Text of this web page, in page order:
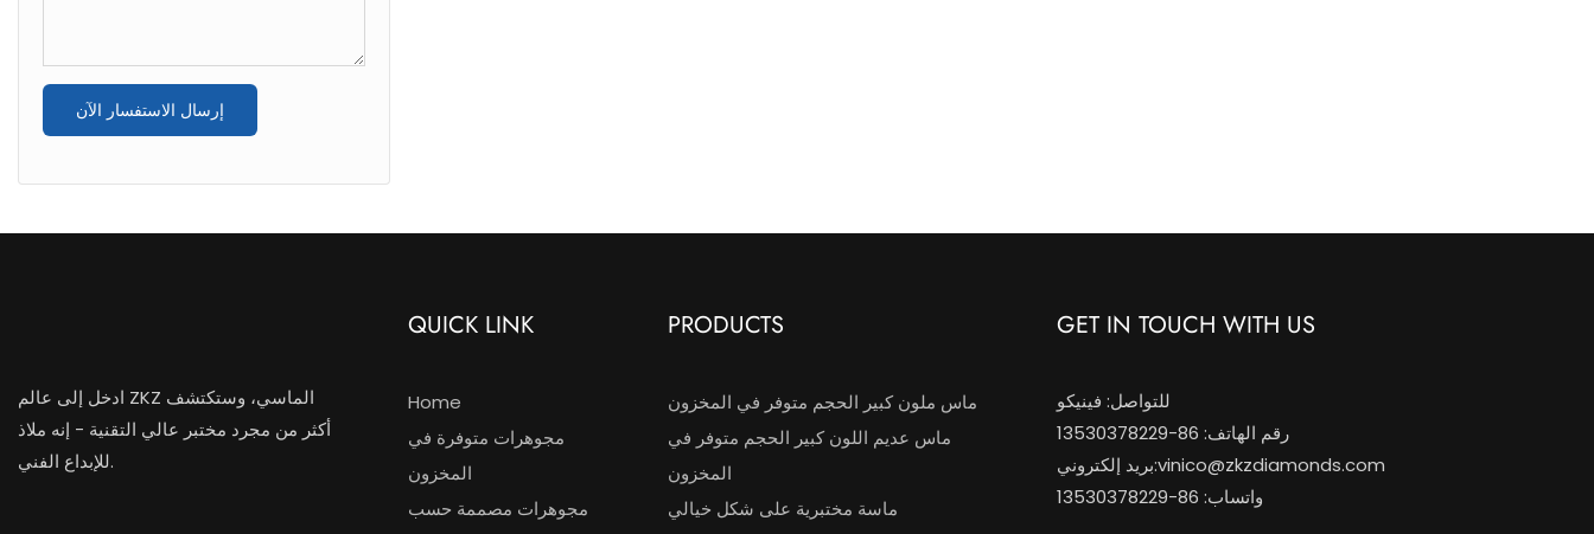
إرسال الاستفسار الآن
ادخل إلى عالم ZKZ الماسي، وستكتشف
أكثر من مجرد مختبر عالي التقنية - إنه ملاذ
للإبداع الفني.
QUICK LINK
Home
مجوهرات متوفرة في
المخزون
مجوهرات مصممة حسب
PRODUCTS
ماس ملون كبير الحجم متوفر في المخزون
ماس عديم اللون كبير الحجم متوفر في
المخزون
ماسة مختبرية على شكل خيالي
GET IN TOUCH WITH US
للتواصل: فينيكو
رقم الهاتف: 86-13530378229
بريد إلكتروني:vinico@zkzdiamonds.com
واتساب: 86-13530378229